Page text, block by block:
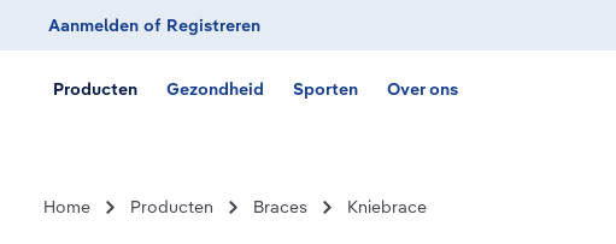
Ga naar de hoofdnavigatie
Aanmelden of Registreren
Producten Gezondheid Sporten Over ons
Home Producten Braces Kniebrace